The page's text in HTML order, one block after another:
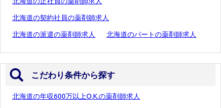
北海道の契約社員の薬剤師求人
北海道の派遣の薬剤師求人 北海道のパートの薬剤師求人
こだわり条件から探す
北海道の年収600万以上O.K.の薬剤師求人